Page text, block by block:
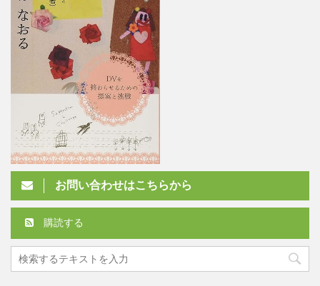
お問い合わせはこちらから
購読する